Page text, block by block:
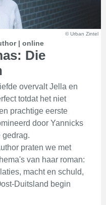
© Urban Zintel
| online
Die
overvalt Jella en
totdat het niet
prachtige eerste
door Yannicks
praten we met
van haar roman:
macht en schuld,
Duitsland begin